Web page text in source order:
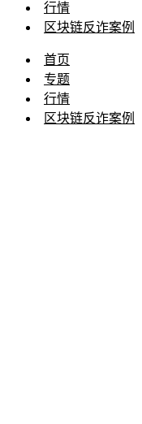
行情
区块链反诈案例
首页
专题
行情
区块链反诈案例